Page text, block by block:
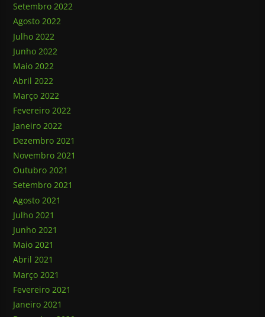
Setembro 2022
Agosto 2022
Julho 2022
Junho 2022
Maio 2022
Abril 2022
Março 2022
Fevereiro 2022
Janeiro 2022
Dezembro 2021
Novembro 2021
Outubro 2021
Setembro 2021
Agosto 2021
Julho 2021
Junho 2021
Maio 2021
Abril 2021
Março 2021
Fevereiro 2021
Janeiro 2021